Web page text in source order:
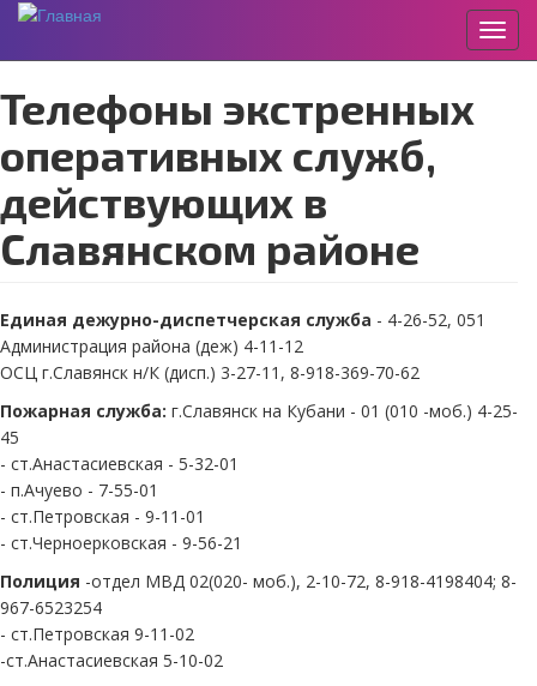
к
основному
содержанию
Телефоны экстренных
оперативных служб,
действующих в
Славянском районе
Единая дежурно-диспетчерская служба - 4-26-52, 051
Администрация района (деж) 4-11-12
ОСЦ г.Славянск н/К (дисп.) 3-27-11, 8-918-369-70-62
Пожарная служба: г.Славянск на Кубани - 01 (010 -моб.) 4-25-
45
- ст.Анастасиевская - 5-32-01
- п.Ачуево - 7-55-01
- ст.Петровская - 9-11-01
- ст.Черноерковская - 9-56-21
Полиция -отдел МВД 02(020- моб.), 2-10-72, 8-918-4198404; 8-
967-6523254
- ст.Петровская 9-11-02
-ст.Анастасиевская 5-10-02